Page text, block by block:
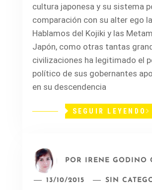
cultura japonesa y su sistema
comparación con su alter ego
Hablamos del Kojiki y las
Japón, como otras tantas
civilizaciones ha legitimado el
político de sus gobernantes
en su descendencia
SEGUIR LEYENDO
POR IRENE GODINO
13/10/2015 SIN